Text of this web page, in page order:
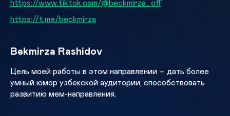
https://www.tiktok.com/@beckmirza_off
https://t.me/beckmirza
Bekmirza Rashidov
Цель моей работы в этом направлении – дать более
умный юмор узбекской аудитории, способствовать
развитию мем-направления.